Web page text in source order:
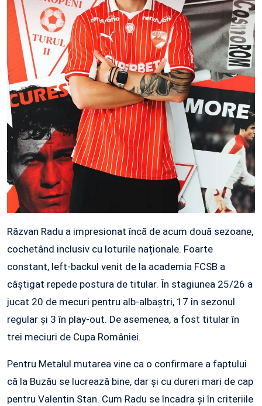
Răzvan Radu a impresionat încă de acum două sezoane,
cochetând inclusiv cu loturile naționale. Foarte
constant, left-backul venit de la academia FCSB a
câștigat repede postura de titular. În stagiunea 25/26 a
jucat 20 de mecuri pentru alb-albaștri, 17 în sezonul
regular și 3 în play-out. De asemenea, a fost titular în
trei meciuri de Cupa României.
Pentru Metalul mutarea vine ca o confirmare a faptului
că la Buzău se lucrează bine, dar și cu dureri mari de cap
pentru Valentin Stan. Cum Radu se încadra și în criteriile